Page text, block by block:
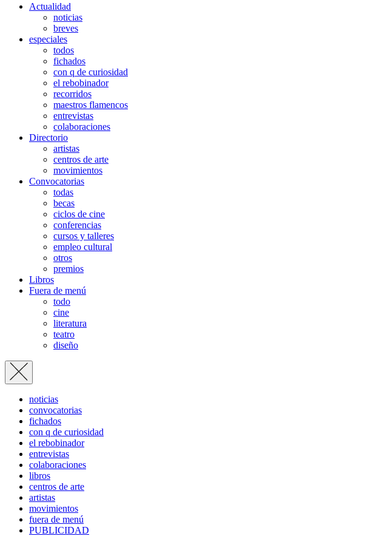
Actualidad
noticias
breves
especiales
todos
fichados
con q de curiosidad
el rebobinador
recorridos
maestros flamencos
entrevistas
colaboraciones
Directorio
artistas
centros de arte
movimientos
Convocatorias
todas
becas
ciclos de cine
conferencias
cursos y talleres
empleo cultural
otros
premios
Libros
Fuera de menú
todo
cine
literatura
teatro
diseño
noticias
convocatorias
fichados
con q de curiosidad
el rebobinador
entrevistas
colaboraciones
libros
centros de arte
artistas
movimientos
fuera de menú
PUBLICIDAD